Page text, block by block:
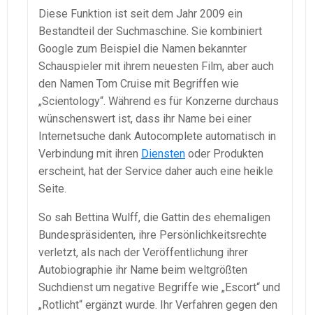
Diese Funktion ist seit dem Jahr 2009 ein
Bestandteil der Suchmaschine. Sie kombiniert
Google zum Beispiel die Namen bekannter
Schauspieler mit ihrem neuesten Film, aber auch
den Namen Tom Cruise mit Begriffen wie
„Scientology“. Während es für Konzerne durchaus
wünschenswert ist, dass ihr Name bei einer
Internetsuche dank Autocomplete automatisch in
Verbindung mit ihren Diensten oder Produkten
erscheint, hat der Service daher auch eine heikle
Seite.
So sah Bettina Wulff, die Gattin des ehemaligen
Bundespräsidenten, ihre Persönlichkeitsrechte
verletzt, als nach der Veröffentlichung ihrer
Autobiographie ihr Name beim weltgrößten
Suchdienst um negative Begriffe wie „Escort“ und
„Rotlicht“ ergänzt wurde. Ihr Verfahren gegen den